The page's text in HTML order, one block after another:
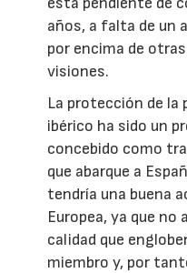
años, a falta de un
por encima de
visiones.
La protección de la
ibérico ha sido un
concebido como
que abarque a
tendría una buena
Europea, ya que no
calidad que
miembro y, por